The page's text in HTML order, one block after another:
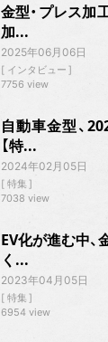
金型・プレス加
加...
2025年06月06日
インタビュー
7756 view
自動車金型、
【特...
2024年02月05日
特集
7038 view
EV化が進む中
く...
2023年04月05日
特集
6954 view